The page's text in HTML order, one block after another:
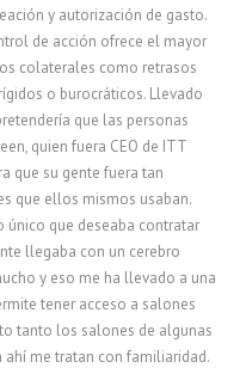
y autorización de gasto.
de acción ofrece el mayor
colaterales como retrasos
o burocráticos. Llevado
que las personas
quien fuera CEO de ITT
que su gente fuera tan
que ellos mismos usaban.
único que deseaba contratar
llegaba con un cerebro
y eso me ha llevado a una
tener acceso a salones
tanto los salones de algunas
ahí me tratan con familiaridad.